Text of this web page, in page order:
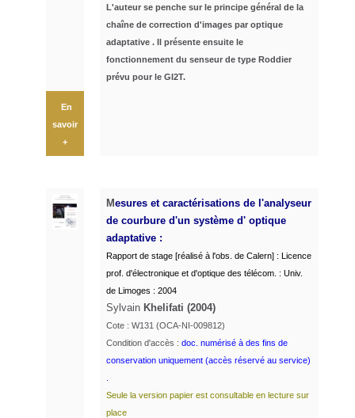
L'auteur se penche sur le principe général de la
chaîne de correction d'images par optique
adaptative . Il présente ensuite le
fonctionnement du senseur de type Roddier
prévu pour le GI2T.
En
savoir
+
Mesures et caractérisations de l'analyseur
de courbure d'un système d' optique
adaptative :
Rapport de stage [réalisé à l'obs. de Calern] : Licence
prof. d'électronique et d'optique des télécom. : Univ.
de Limoges : 2004
Sylvain Khelifati (2004)
Cote : W131 (OCA-NI-009812)
Condition d'accès : doc. numérisé à des fins de
conservation uniquement (accès réservé au service)
Seule la version papier est consultable en lecture sur
place